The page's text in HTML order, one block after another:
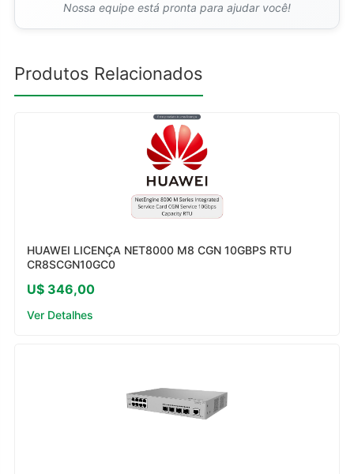
Nossa equipe está pronta para ajudar você!
Produtos Relacionados
HUAWEI LICENÇA NET8000 M8 CGN 10GBPS RTU
CR8SCGN10GC0
U$ 346,00
Ver Detalhes